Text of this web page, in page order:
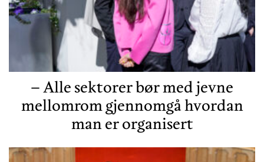
– Alle sektorer bør med jevne
mellomrom gjennomgå hvordan
man er organisert